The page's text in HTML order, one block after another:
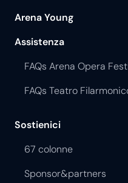
Arena Young
Assistenza
FAQs Arena Opera
FAQs Teatro
Sostienici
67 colonne
Sponsor&partners